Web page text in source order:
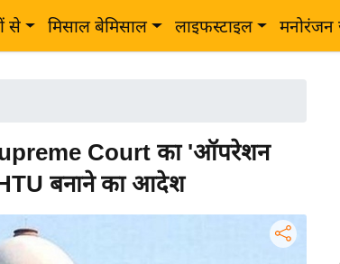
से मिसाल बेमिसाल लाइफस्टाइल
Court का 'ऑपरेशन
बनाने का आदेश